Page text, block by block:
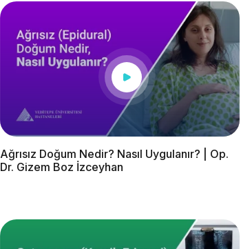
Ağrısız Doğum Nedir? Nasıl Uygulanır? | Op.
Dr. Gizem Boz İzceyhan